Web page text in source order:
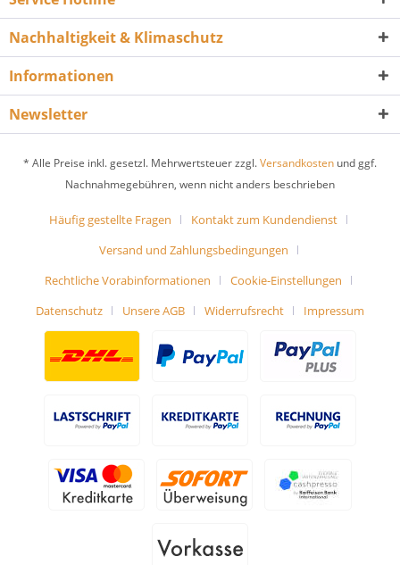
Nachhaltigkeit & Klimaschutz
Informationen
Newsletter
* Alle Preise inkl. gesetzl. Mehrwertsteuer zzgl.Versandkosten und ggf.
Nachnahmegebühren, wenn nicht anders beschrieben
Häufig gestellte Fragen
Kontakt zum Kundendienst
Versand und Zahlungsbedingungen
Rechtliche Vorabinformationen
Cookie-Einstellungen
Datenschutz
Unsere AGB Widerrufsrecht Impressum